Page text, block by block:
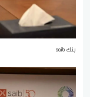
بنك saib